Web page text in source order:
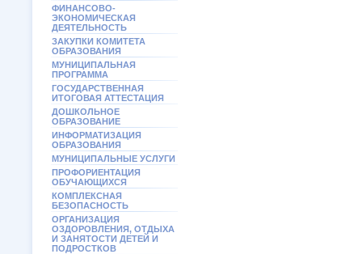
ФИНАНСОВО-
ЭКОНОМИЧЕСКАЯ
ДЕЯТЕЛЬНОСТЬ
ЗАКУПКИ КОМИТЕТА
ОБРАЗОВАНИЯ
МУНИЦИПАЛЬНАЯ
ПРОГРАММА
ГОСУДАРСТВЕННАЯ
ИТОГОВАЯ АТТЕСТАЦИЯ
ДОШКОЛЬНОЕ
ОБРАЗОВАНИЕ
ИНФОРМАТИЗАЦИЯ
ОБРАЗОВАНИЯ
МУНИЦИПАЛЬНЫЕ УСЛУГИ
ПРОФОРИЕНТАЦИЯ
ОБУЧАЮЩИХСЯ
КОМПЛЕКСНАЯ
БЕЗОПАСНОСТЬ
ОРГАНИЗАЦИЯ
ОЗДОРОВЛЕНИЯ, ОТДЫХА
И ЗАНЯТОСТИ ДЕТЕЙ И
ПОДРОСТКОВ